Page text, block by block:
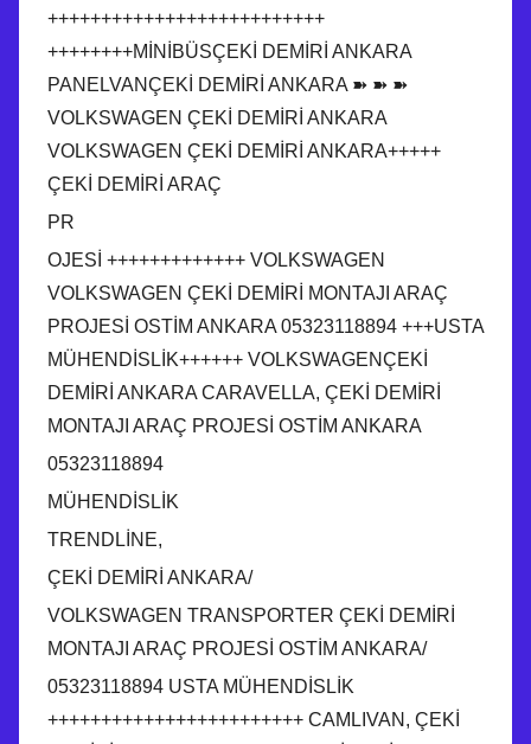
++++++++++++++++++++++++++
++++++++MİNİBÜSÇEKİ DEMİRİ ANKARA
PANELVANÇEKİ DEMİRİ ANKARA ➽ ➽ ➽
VOLKSWAGEN ÇEKİ DEMİRİ ANKARA
VOLKSWAGEN ÇEKİ DEMİRİ ANKARA+++++
ÇEKİ DEMİRİ ARAÇ
PR
OJESİ +++++++++++++ VOLKSWAGEN
VOLKSWAGEN ÇEKİ DEMİRİ MONTAJI ARAÇ
PROJESİ OSTİM ANKARA 05323118894 +++USTA
MÜHENDİSLİK++++++ VOLKSWAGENÇEKİ
DEMİRİ ANKARA CARAVELLA, ÇEKİ DEMİRİ
MONTAJI ARAÇ PROJESİ OSTİM ANKARA
05323118894
MÜHENDİSLİK
TRENDLİNE,
ÇEKİ DEMİRİ ANKARA/
VOLKSWAGEN TRANSPORTER ÇEKİ DEMİRİ
MONTAJI ARAÇ PROJESİ OSTİM ANKARA/
05323118894 USTA MÜHENDİSLİK
++++++++++++++++++++++++ CAMLIVAN, ÇEKİ